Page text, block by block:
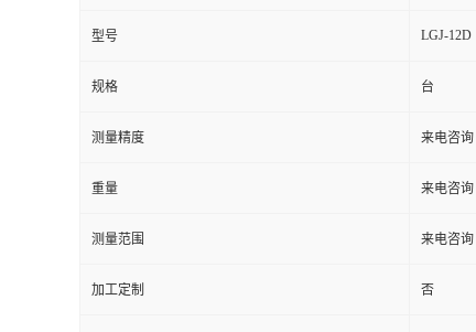
型号 LGJ-12D
规格 台
测量精度 来电咨询
重量 来电咨询
测量范围 来电咨询
加工定制 否